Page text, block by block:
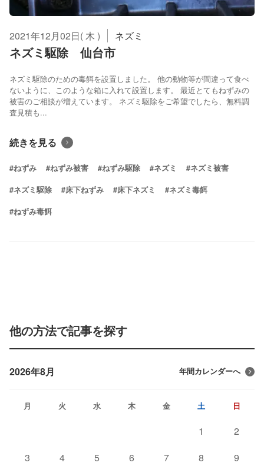
2021年12月02日( 木 ) ネズミ
ネズミ駆除 仙台市
ネズミ駆除のための毒餌を設置しました。 他の動物等が間違って食べ
ないように、このような箱に入れて設置します。 最近とてもねずみの
被害のご相談が増えています。 ネズミ駆除をご希望でしたら、無料調
査見積も...
続きを見る
#ねずみ #ねずみ被害 #ねずみ駆除 #ネズミ #ネズミ被害
#ネズミ駆除 #床下ねずみ #床下ネズミ #ネズミ毒餌
#ねずみ毒餌
他の方法で記事を探す
2026年8月 年間カレンダーへ
月 火 水 木 金 土 日
1
2
3
4 5 6 7 8 9